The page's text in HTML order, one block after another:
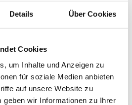
Details Über Cookies
Cookies
um Inhalte und Anzeigen zu
für soziale Medien anbieten
auf unsere Website zu
geben wir Informationen zu Ihrer
Prognosezeitraum
rollierenden Ertrags-
– bestenfalls mit
werden. Der
und auf